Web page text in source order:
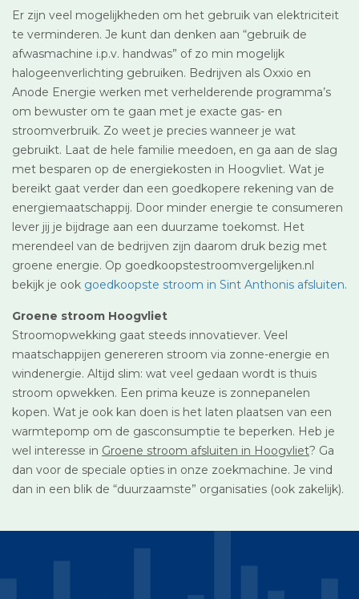
Er zijn veel mogelijkheden om het gebruik van elektriciteit
te verminderen. Je kunt dan denken aan “gebruik de
afwasmachine i.p.v. handwas” of zo min mogelijk
halogeenverlichting gebruiken. Bedrijven als Oxxio en
Anode Energie werken met verhelderende programma’s
om bewuster om te gaan met je exacte gas- en
stroomverbruik. Zo weet je precies wanneer je wat
gebruikt. Laat de hele familie meedoen, en ga aan de slag
met besparen op de energiekosten in Hoogvliet. Wat je
bereikt gaat verder dan een goedkopere rekening van de
energiemaatschappij. Door minder energie te consumeren
lever jij je bijdrage aan een duurzame toekomst. Het
merendeel van de bedrijven zijn daarom druk bezig met
groene energie. Op goedkoopstestroomvergelijken.nl
bekijk je ook goedkoopste stroom in Sint Anthonis afsluiten.
Groene stroom Hoogvliet
Stroomopwekking gaat steeds innovatiever. Veel
maatschappijen genereren stroom via zonne-energie en
windenergie. Altijd slim: wat veel gedaan wordt is thuis
stroom opwekken. Een prima keuze is zonnepanelen
kopen. Wat je ook kan doen is het laten plaatsen van een
warmtepomp om de gasconsumptie te beperken. Heb je
wel interesse in Groene stroom afsluiten in Hoogvliet? Ga
dan voor de speciale opties in onze zoekmachine. Je vind
dan in een blik de “duurzaamste” organisaties (ook zakelijk).